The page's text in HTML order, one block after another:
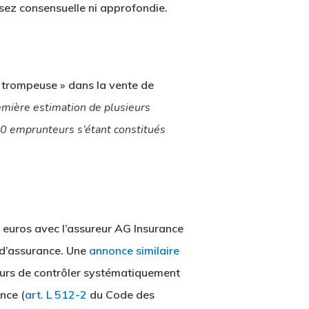
consensuelle ni approfondie.
» dans la vente de
estimation de plusieurs
emprunteurs s’étant constitués
avec l’assureur AG Insurance
Une annonce similaire
de contrôler systématiquement
(art. L 512-2 du Code des